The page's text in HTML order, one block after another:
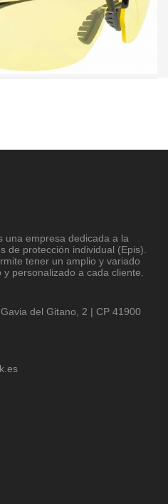
una empresa dedicada a la
de protección individual (Epis).
tener un amplio y variado
personalizado a cada cliente.
del Gitano, 2 | CP 41900